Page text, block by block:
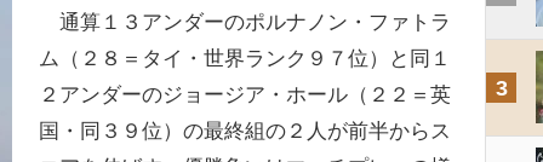
通算１３アンダーのポルナノン・ファトラ
ム（２８＝タイ・世界ランク９７位）と同１
２アンダーのジョージア・ホール（２２＝英
国・同３９位）の最終組の２人が前半からス
3